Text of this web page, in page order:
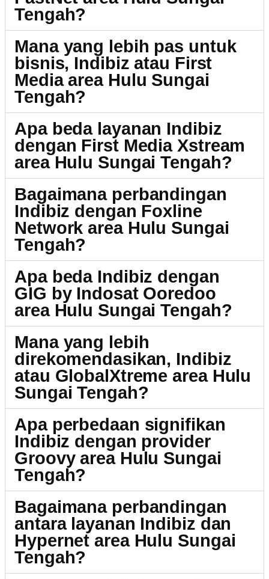
Tengah?
Mana yang lebih pas untuk
bisnis, Indibiz atau First
Media area Hulu Sungai
Tengah?
Apa beda layanan Indibiz
dengan First Media Xstream
area Hulu Sungai Tengah?
Bagaimana perbandingan
Indibiz dengan Foxline
Network area Hulu Sungai
Tengah?
Apa beda Indibiz dengan
GIG by Indosat Ooredoo
area Hulu Sungai Tengah?
Mana yang lebih
direkomendasikan, Indibiz
atau GlobalXtreme area Hulu
Sungai Tengah?
Apa perbedaan signifikan
Indibiz dengan provider
Groovy area Hulu Sungai
Tengah?
Bagaimana perbandingan
antara layanan Indibiz dan
Hypernet area Hulu Sungai
Tengah?